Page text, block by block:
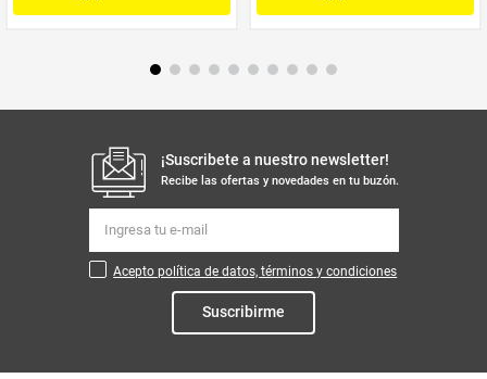
¡Suscribete a nuestro newsletter!
Recibe las ofertas y novedades en tu buzón.
Acepto política de datos, términos y condiciones
Suscribirme